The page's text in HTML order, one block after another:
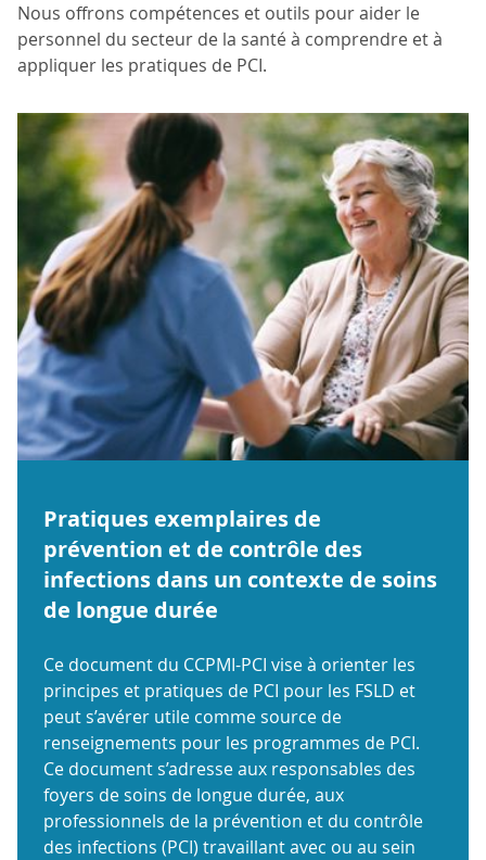
Nous offrons compétences et outils pour aider le
personnel du secteur de la santé à comprendre et à
appliquer les pratiques de PCI.
Pratiques exemplaires de
prévention et de contrôle des
infections dans un contexte de soins
de longue durée
Ce document du CCPMI-PCI vise à orienter les
principes et pratiques de PCI pour les FSLD et
peut s’avérer utile comme source de
renseignements pour les programmes de PCI.
Ce document s’adresse aux responsables des
foyers de soins de longue durée, aux
professionnels de la prévention et du contrôle
des infections (PCI) travaillant avec ou au sein